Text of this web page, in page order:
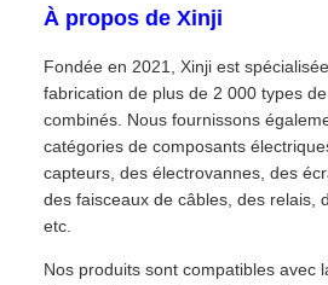
À propos de Xinji
Fondée en 2021, Xinji est
fabrication de plus de 2 000 types
combinés. Nous fournissons
catégories de composants
capteurs, des électrovannes, des
des faisceaux de câbles, des relais,
etc.
Nos produits sont compatibles avec